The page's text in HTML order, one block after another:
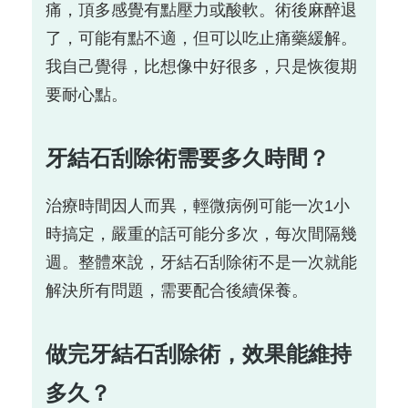
痛，頂多感覺有點壓力或酸軟。術後麻醉退
了，可能有點不適，但可以吃止痛藥緩解。
我自己覺得，比想像中好很多，只是恢復期
要耐心點。
牙結石刮除術需要多久時間？
治療時間因人而異，輕微病例可能一次1小
時搞定，嚴重的話可能分多次，每次間隔幾
週。整體來說，牙結石刮除術不是一次就能
解決所有問題，需要配合後續保養。
做完牙結石刮除術，效果能維持
多久？